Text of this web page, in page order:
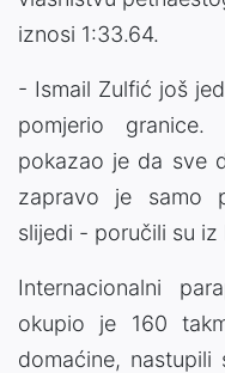
iznosi 1:33.64.
- Ismail Zulfić još
pomjerio
pokazao je da sve
zapravo je samo
slijedi - poručili su iz
Internacionalni
okupio je 160
domaćine, nastupili